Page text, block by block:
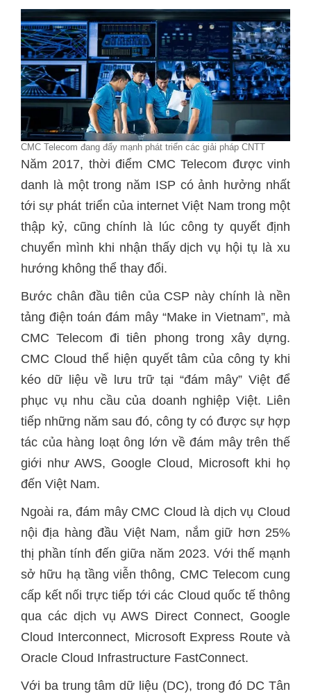
CMC Telecom đang đẩy mạnh phát triển các giải pháp CNTT
Năm 2017, thời điểm CMC Telecom được vinh
danh là một trong năm ISP có ảnh hưởng nhất
tới sự phát triển của internet Việt Nam trong một
thập kỷ, cũng chính là lúc công ty quyết định
chuyển mình khi nhận thấy dịch vụ hội tụ là xu
hướng không thể thay đổi.
Bước chân đầu tiên của CSP này chính là nền
tảng điện toán đám mây “Make in Vietnam”, mà
CMC Telecom đi tiên phong trong xây dựng.
CMC Cloud thể hiện quyết tâm của công ty khi
kéo dữ liệu về lưu trữ tại “đám mây” Việt để
phục vụ nhu cầu của doanh nghiệp Việt. Liên
tiếp những năm sau đó, công ty có được sự hợp
tác của hàng loạt ông lớn về đám mây trên thế
giới như AWS, Google Cloud, Microsoft khi họ
đến Việt Nam.
Ngoài ra, đám mây CMC Cloud là dịch vụ Cloud
nội địa hàng đầu Việt Nam, nắm giữ hơn 25%
thị phần tính đến giữa năm 2023. Với thế mạnh
sở hữu hạ tầng viễn thông, CMC Telecom cung
cấp kết nối trực tiếp tới các Cloud quốc tế thông
qua các dịch vụ AWS Direct Connect, Google
Cloud Interconnect, Microsoft Express Route và
Oracle Cloud Infrastructure FastConnect.
Với ba trung tâm dữ liệu (DC), trong đó DC Tân